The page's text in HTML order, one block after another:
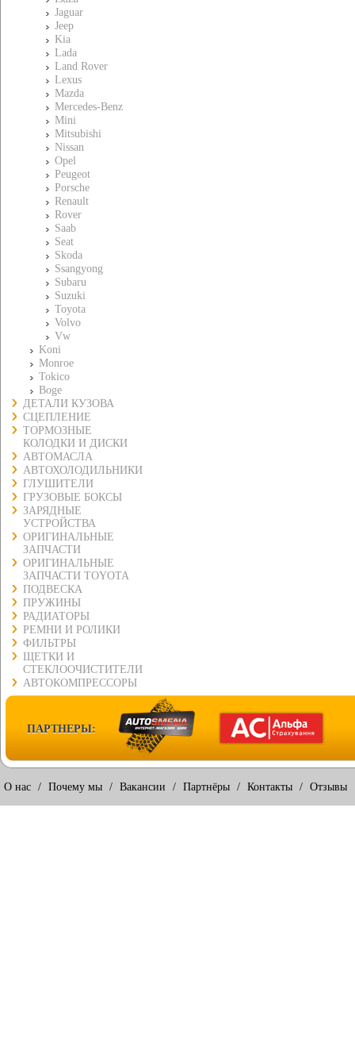
Jaguar
Jeep
Kia
Lada
Land Rover
Lexus
Mazda
Mercedes-Benz
Mini
Mitsubishi
Nissan
Opel
Peugeot
Porsche
Renault
Rover
Saab
Seat
Skoda
Ssangyong
Subaru
Suzuki
Toyota
Volvo
Vw
Koni
Monroe
Tokico
Boge
ДЕТАЛИ КУЗОВА
СЦЕПЛЕНИЕ
ТОРМОЗНЫЕ
КОЛОДКИ И ДИСКИ
АВТОМАСЛА
АВТОХОЛОДИЛЬНИКИ
ГЛУШИТЕЛИ
ГРУЗОВЫЕ БОКСЫ
ЗАРЯДНЫЕ
УСТРОЙСТВА
ОРИГИНАЛЬНЫЕ
ЗАПЧАСТИ
ОРИГИНАЛЬНЫЕ
ЗАПЧАСТИ TOYOTA
ПОДВЕСКА
ПРУЖИНЫ
РАДИАТОРЫ
РЕМНИ И РОЛИКИ
ФИЛЬТРЫ
ЩЕТКИ И
СТЕКЛООЧИСТИТЕЛИ
АВТОКОМПРЕССОРЫ
ПАРТНЕРЫ:
О нас / Почему мы / Вакансии / Партнёры / Контакты / Отзывы